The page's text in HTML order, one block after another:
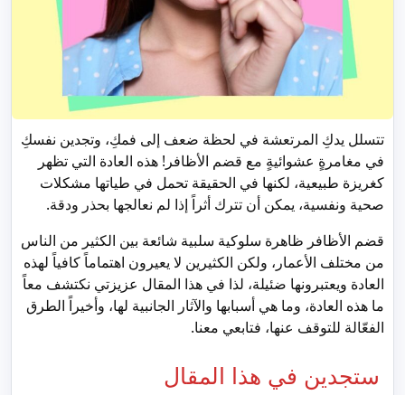
تتسلل يدكِ المرتعشة في لحظة ضعف إلى فمكِ، وتجدين نفسكِ
في مغامرةٍ عشوائيةٍ مع قضم الأظافر! هذه العادة التي تظهر
كغريزة طبيعية، لكنها في الحقيقة تحمل في طياتها مشكلات
صحية ونفسية، يمكن أن تترك أثراً إذا لم نعالجها بحذر ودقة.
قضم الأظافر ظاهرة سلوكية سلبية شائعة بين الكثير من الناس
من مختلف الأعمار، ولكن الكثيرين لا يعيرون اهتماماً كافياً لهذه
العادة ويعتبرونها ضئيلة، لذا في هذا المقال عزيزتي نكتشف معاً
ما هذه العادة، وما هي أسبابها والآثار الجانبية لها، وأخيراً الطرق
الفعّالة للتوقف عنها، فتابعي معنا.
ستجدين في هذا المقال